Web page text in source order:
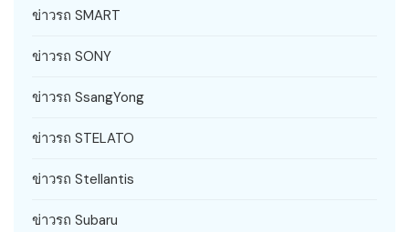
ข่าวรถ SMART
ข่าวรถ SONY
ข่าวรถ SsangYong
ข่าวรถ STELATO
ข่าวรถ Stellantis
ข่าวรถ Subaru